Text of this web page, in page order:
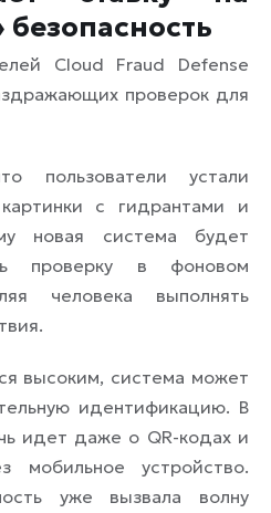
Cloud Fraud Defense
проверок для
пользователи устали
с гидрантами и
новая система будет
проверку в фоновом
человека выполнять
высоким, система может
идентификацию. В
идет даже о QR-кодах и
мобильное устройство.
уже вызвала волну